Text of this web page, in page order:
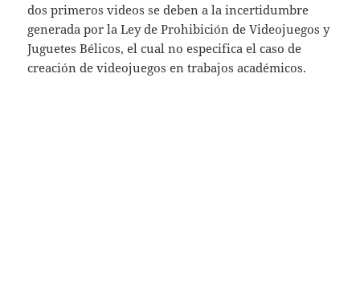
dos primeros videos se deben a la incertidumbre
generada por la Ley de Prohibición de Videojuegos y
Juguetes Bélicos, el cual no especifica el caso de
creación de videojuegos en trabajos académicos.